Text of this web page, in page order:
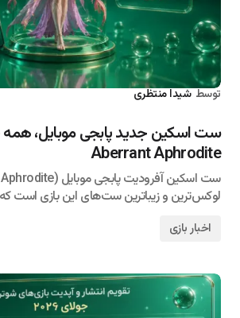
توسط شیدا منتظری
ست اسکین جدید پابجی موبایل، همه
Aberrant Aphrodite
لوکس‌ترین و زیباترین ست‌های این بازی است
اخبار بازی